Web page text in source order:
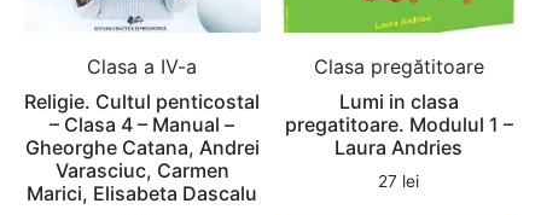
Clasa a IV-a
Religie. Cultul penticostal
– Clasa 4 – Manual –
Gheorghe Catana, Andrei
Varasciuc, Carmen
Marici, Elisabeta Dascalu
Clasa pregătitoare
Lumi in clasa
pregatitoare. Modulul 1 –
Laura Andries
27 lei